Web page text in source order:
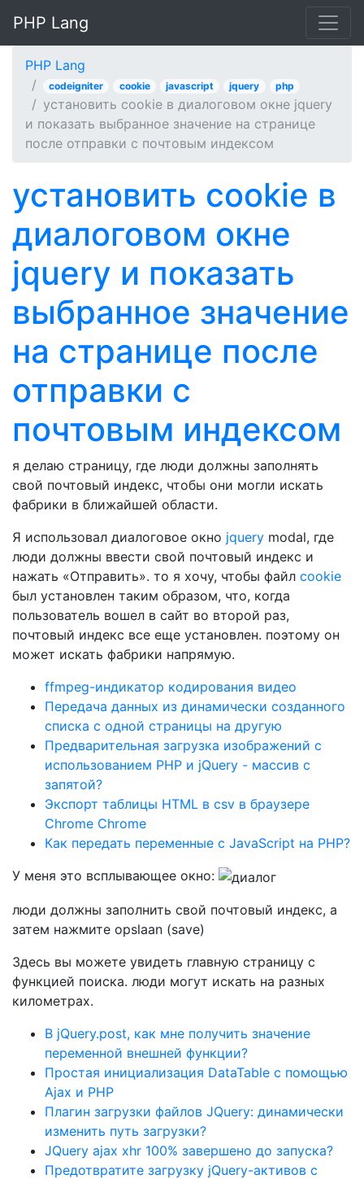
PHP Lang
PHP Lang
codeigniter cookie javascript jquery php
установить cookie в диалоговом окне jquery
и показать выбранное значение на странице
после отправки с почтовым индексом
установить cookie в
диалоговом окне
jquery и показать
выбранное значение
на странице после
отправки с
почтовым индексом
я делаю страницу, где люди должны заполнять
свой почтовый индекс, чтобы они могли искать
фабрики в ближайшей области.
Я использовал диалоговое окно jquery modal, где
люди должны ввести свой почтовый индекс и
нажать «Отправить». то я хочу, чтобы файл cookie
был установлен таким образом, что, когда
пользователь вошел в сайт во второй раз,
почтовый индекс все еще установлен. поэтому он
может искать фабрики напрямую.
ffmpeg-индикатор кодирования видео
Передача данных из динамически созданного
списка с одной страницы на другую
Предварительная загрузка изображений с
использованием PHP и jQuery - массив с
запятой?
Экспорт таблицы HTML в csv в браузере
Chrome Chrome
Как передать переменные с JavaScript на PHP?
У меня это всплывающее окно:
люди должны заполнить свой почтовый индекс, а
затем нажмите opslaan (save)
Здесь вы можете увидеть главную страницу с
функцией поиска. люди могут искать на разных
километрах.
В jQuery.post, как мне получить значение
переменной внешней функции?
Простая инициализация DataTable с помощью
Ajax и PHP
Плагин загрузки файлов JQuery: динамически
изменить путь загрузки?
JQuery ajax xhr 100% завершено до запуска?
Предотвратите загрузку jQuery-активов с